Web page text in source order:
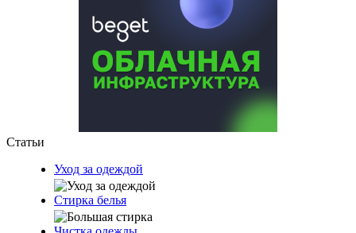
Статьи
Уход за одеждой
Стирка белья